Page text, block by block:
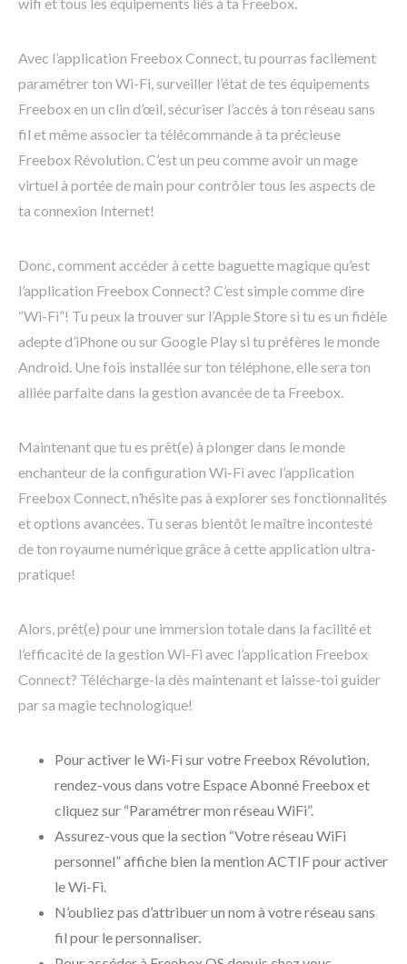
Avec l’application Freebox Connect, tu pourras facilement
paramétrer ton Wi-Fi, surveiller l’état de tes équipements
Freebox en un clin d’œil, sécuriser l’accès à ton réseau sans
fil et même associer ta télécommande à ta précieuse
Freebox Révolution. C’est un peu comme avoir un mage
virtuel à portée de main pour contrôler tous les aspects de
ta connexion Internet!
Donc, comment accéder à cette baguette magique qu’est
l’application Freebox Connect? C’est simple comme dire
“Wi-Fi”! Tu peux la trouver sur l’Apple Store si tu es un fidèle
adepte d’iPhone ou sur Google Play si tu préfères le monde
Android. Une fois installée sur ton téléphone, elle sera ton
alliée parfaite dans la gestion avancée de ta Freebox.
Maintenant que tu es prêt(e) à plonger dans le monde
enchanteur de la configuration Wi-Fi avec l’application
Freebox Connect, n’hésite pas à explorer ses fonctionnalités
et options avancées. Tu seras bientôt le maître incontesté
de ton royaume numérique grâce à cette application ultra-
pratique!
Alors, prêt(e) pour une immersion totale dans la facilité et
l’efficacité de la gestion Wi-Fi avec l’application Freebox
Connect? Télécharge-la dès maintenant et laisse-toi guider
par sa magie technologique!
Pour activer le Wi-Fi sur votre Freebox Révolution,
rendez-vous dans votre Espace Abonné Freebox et
cliquez sur “Paramétrer mon réseau WiFi”.
Assurez-vous que la section “Votre réseau WiFi
personnel” affiche bien la mention ACTIF pour activer
le Wi-Fi.
N’oubliez pas d’attribuer un nom à votre réseau sans
fil pour le personnaliser.